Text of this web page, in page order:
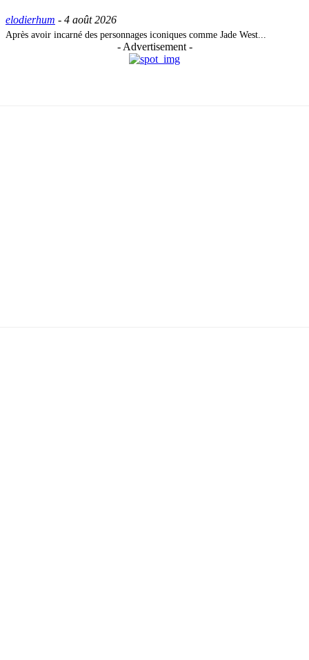
elodierhum - 4 août 2026
Après avoir incarné des personnages iconiques comme Jade West...
- Advertisement -